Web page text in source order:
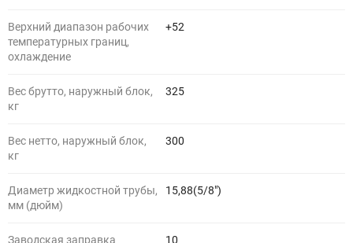
Верхний диапазон рабочих
температурных границ,
охлаждение
+52
Вес брутто, наружный блок,
кг
325
Вес нетто, наружный блок,
кг
300
Диаметр жидкостной трубы,
мм (дюйм)
15,88(5/8")
Заводская заправка
10